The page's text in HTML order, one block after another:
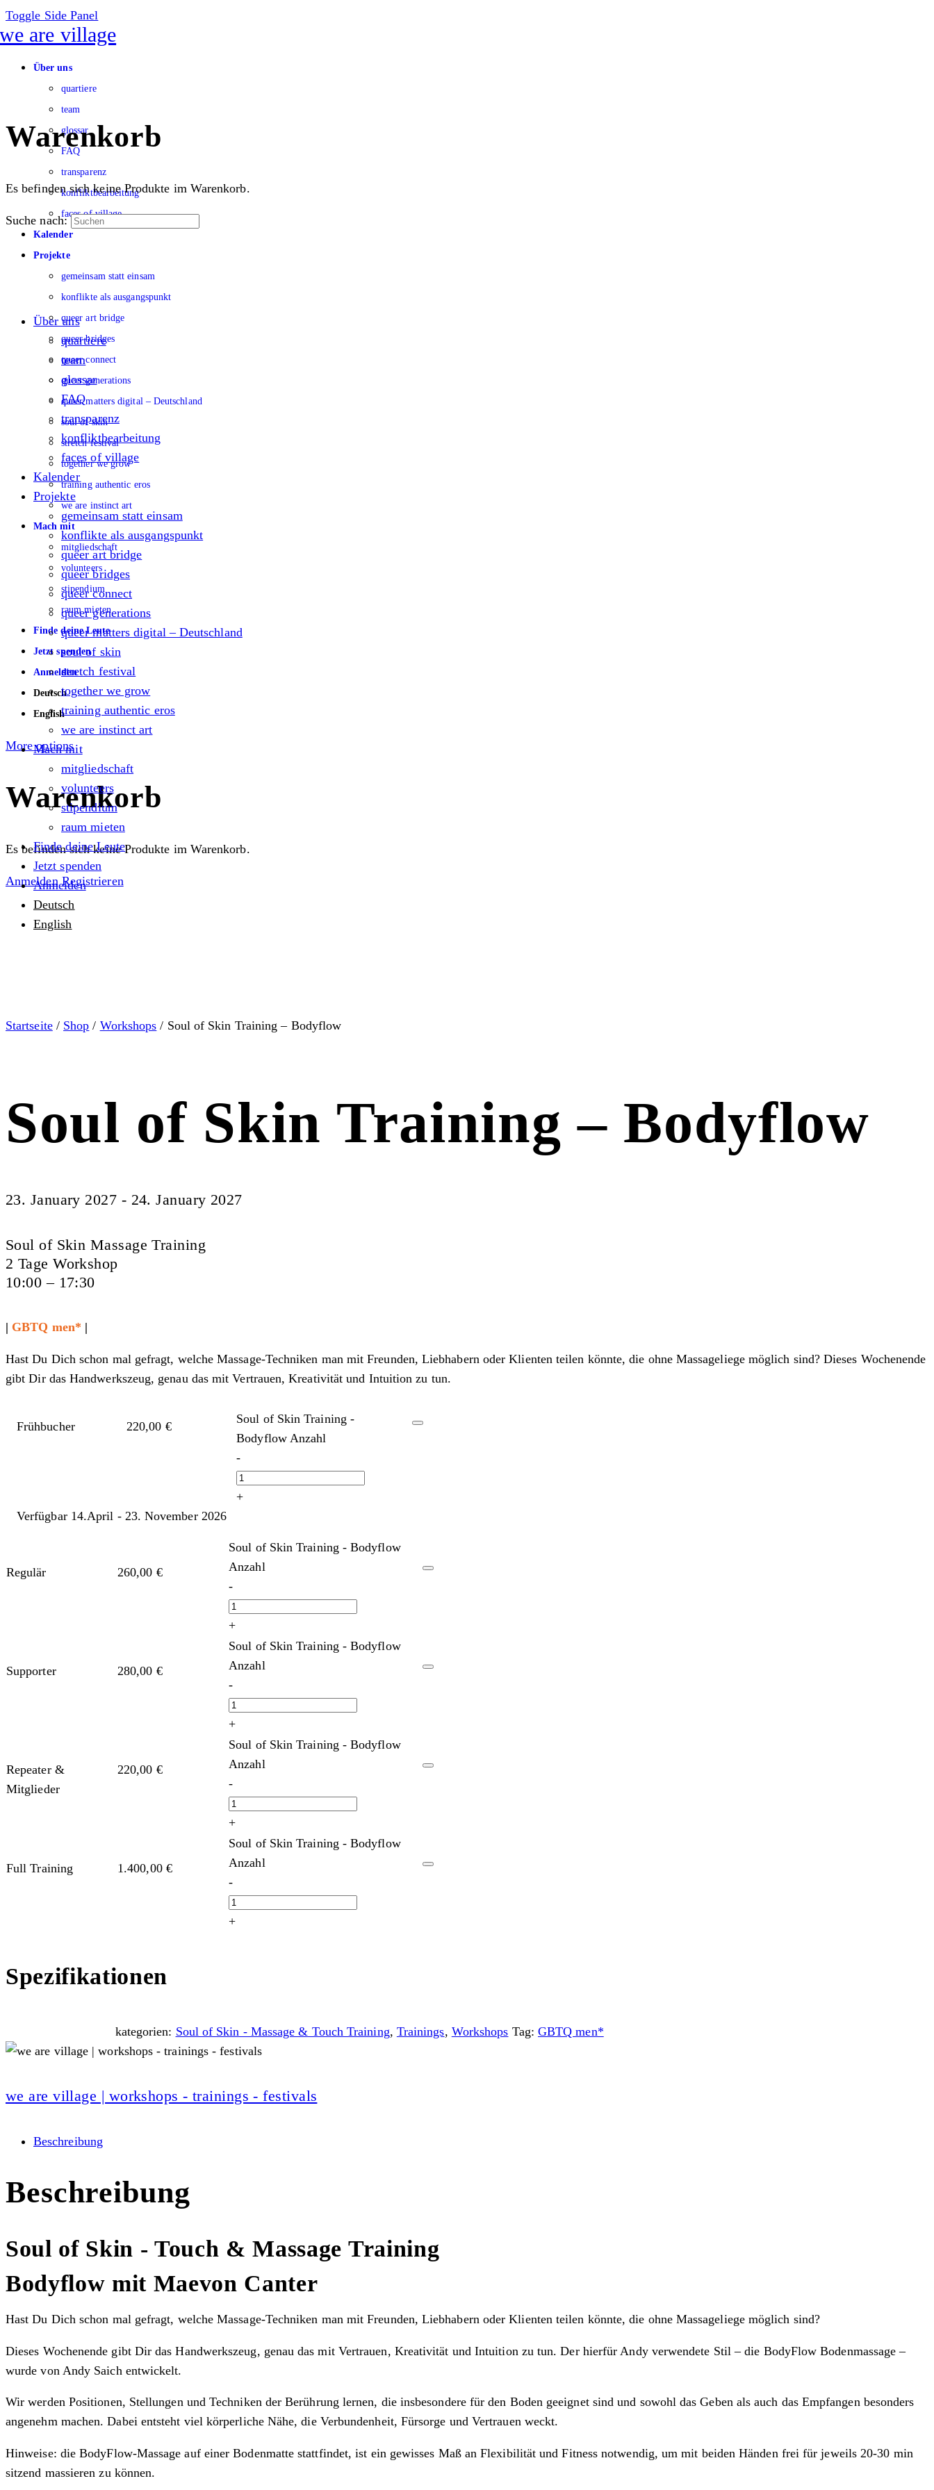
Toggle Side Panel
Über uns
quartiere
team
glossar
FAQ
transparenz
konfliktbearbeitung
faces of village
Kalender
Projekte
gemeinsam statt einsam
konflikte als ausgangspunkt
queer art bridge
queer bridges
queer connect
queer generations
queer matters digital – Deutschland
soul of skin
stretch festival
together we grow
training authentic eros
we are instinct art
Mach mit
mitgliedschaft
volunteers
stipendium
raum mieten
Finde deine Leute
Jetzt spenden
Anmelden
Deutsch
English
More options
Warenkorb
Es befinden sich keine Produkte im Warenkorb.
Anmelden Registrieren
Warenkorb
Es befinden sich keine Produkte im Warenkorb.
Suche nach:
Über uns
quartiere
team
glossar
FAQ
transparenz
konfliktbearbeitung
faces of village
Kalender
Projekte
gemeinsam statt einsam
konflikte als ausgangspunkt
queer art bridge
queer bridges
queer connect
queer generations
queer matters digital – Deutschland
soul of skin
stretch festival
together we grow
training authentic eros
we are instinct art
Mach mit
mitgliedschaft
volunteers
stipendium
raum mieten
Finde deine Leute
Jetzt spenden
Anmelden
Deutsch
English
Startseite/ Shop / Workshops / Soul of Skin Training – Bodyflow
Soul of Skin Training – Bodyflow
23. January 2027 - 24. January 2027
Soul of Skin Massage Training
2 Tage Workshop
10:00 – 17:30
| GBTQ men* |
Hast Du Dich schon mal gefragt, welche Massage-Techniken man mit Freunden, Liebhabern oder Klienten teilen könnte, die ohne Massageliege möglich sind? Dieses Wochenende
gibt Dir das Handwerkszeug, genau das mit Vertrauen, Kreativität und Intuition zu tun.
Frühbucher 220,00 €
Soul of Skin Training -
Bodyflow Anzahl
-
+
Verfügbar 14.April - 23. November 2026
Regulär 260,00 €
Soul of Skin Training - Bodyflow
Anzahl
-
+
Supporter 280,00 €
Soul of Skin Training - Bodyflow
Anzahl
-
+
Repeater &
Mitglieder
220,00 €
Soul of Skin Training - Bodyflow
Anzahl
-
+
Full Training 1.400,00 €
Soul of Skin Training - Bodyflow
Anzahl
-
+
Spezifikationen
kategorien: Soul of Skin - Massage & Touch Training, Trainings, Workshops Tag: GBTQ men*
we are village | workshops - trainings - festivals
Beschreibung
Beschreibung
Soul of Skin - Touch & Massage Training
Bodyflow mit Maevon Canter
Hast Du Dich schon mal gefragt, welche Massage-Techniken man mit Freunden, Liebhabern oder Klienten teilen könnte, die ohne Massageliege möglich sind?
Dieses Wochenende gibt Dir das Handwerkszeug, genau das mit Vertrauen, Kreativität und Intuition zu tun. Der hierfür Andy verwendete Stil – die BodyFlow Bodenmassage –
wurde von Andy Saich entwickelt.
Wir werden Positionen, Stellungen und Techniken der Berührung lernen, die insbesondere für den Boden geeignet sind und sowohl das Geben als auch das Empfangen besonders
angenehm machen. Dabei entsteht viel körperliche Nähe, die Verbundenheit, Fürsorge und Vertrauen weckt.
Hinweise: die BodyFlow-Massage auf einer Bodenmatte stattfindet, ist ein gewisses Maß an Flexibilität und Fitness notwendig, um mit beiden Händen frei für jeweils 20-30 min
sitzend massieren zu können.